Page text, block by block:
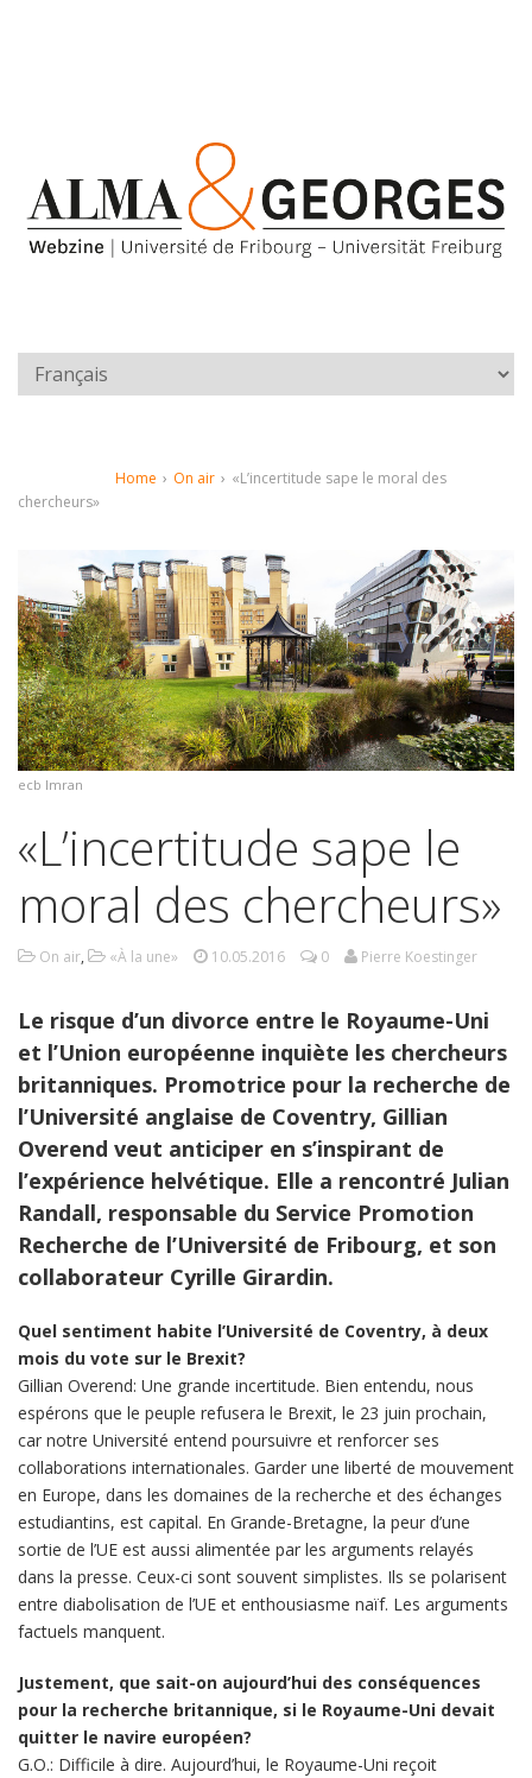
Home › On air › «L’incertitude sape le moral des
chercheurs»
ecb Imran
«L’incertitude sape le
moral des chercheurs»
On air, «À la une» 10.05.2016 0 Pierre Koestinger
Le risque d’un divorce entre le Royaume-Uni
et l’Union européenne inquiète les chercheurs
britanniques. Promotrice pour la recherche de
l’Université anglaise de Coventry, Gillian
Overend veut anticiper en s’inspirant de
l’expérience helvétique. Elle a rencontré Julian
Randall, responsable du Service Promotion
Recherche de l’Université de Fribourg, et son
collaborateur Cyrille Girardin.
Quel sentiment habite l’Université de Coventry, à deux
mois du vote sur le Brexit?
Gillian Overend: Une grande incertitude. Bien entendu, nous
espérons que le peuple refusera le Brexit, le 23 juin prochain,
car notre Université entend poursuivre et renforcer ses
collaborations internationales. Garder une liberté de mouvement
en Europe, dans les domaines de la recherche et des échanges
estudiantins, est capital. En Grande-Bretagne, la peur d’une
sortie de l’UE est aussi alimentée par les arguments relayés
dans la presse. Ceux-ci sont souvent simplistes. Ils se polarisent
entre diabolisation de l’UE et enthousiasme naïf. Les arguments
factuels manquent.
Justement, que sait-on aujourd’hui des conséquences
pour la recherche britannique, si le Royaume-Uni devait
quitter le navire européen?
G.O.: Difficile à dire. Aujourd’hui, le Royaume-Uni reçoit